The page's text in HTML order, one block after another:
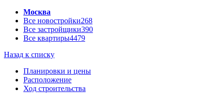
Москва
Все новостройки268
Все застройщики390
Все квартиры4479
Назад к списку
Планировки и цены
Расположение
Ход строительства